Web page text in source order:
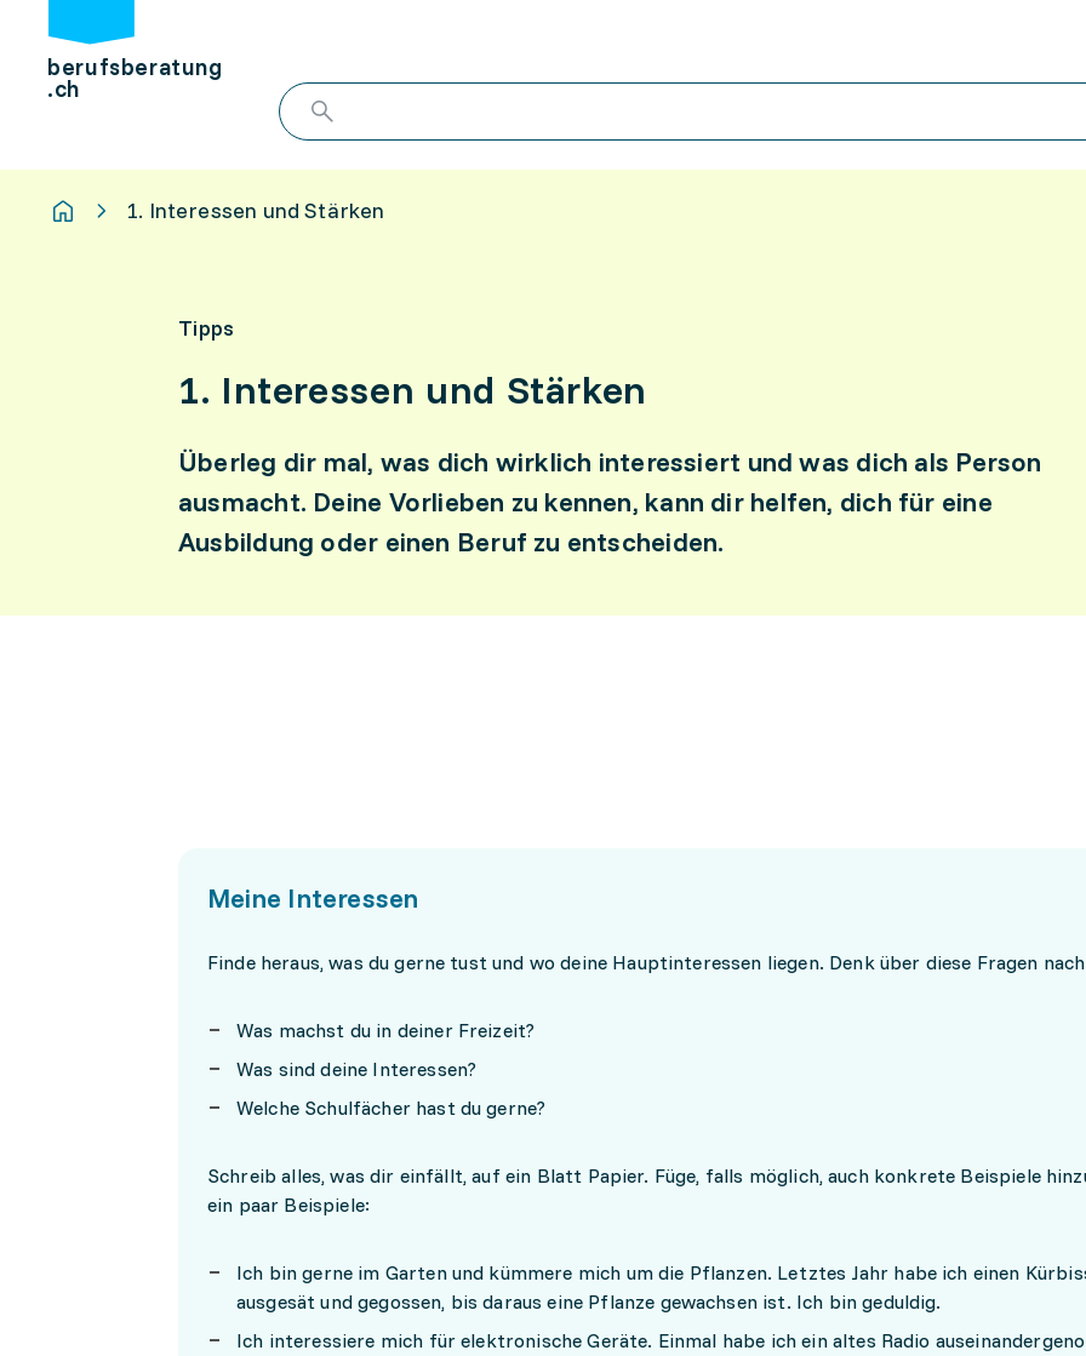
berufsberatung
.ch
1. Interessen und Stärken
Tipps
1. Interessen und Stärken
Überleg dir mal, was dich wirklich interessiert und was dich als Person
ausmacht. Deine Vorlieben zu kennen, kann dir helfen, dich für eine
Ausbildung oder einen Beruf zu entscheiden.
Meine Interessen
Finde heraus, was du gerne tust und wo deine Hauptinteressen liegen. Denk über diese Fragen
Was machst du in deiner Freizeit?
Was sind deine Interessen?
Welche Schulfächer hast du gerne?
Schreib alles, was dir einfällt, auf ein Blatt Papier. Füge, falls möglich, auch konkrete Beispiele
ein paar Beispiele:
Ich bin gerne im Garten und kümmere mich um die Pflanzen. Letztes Jahr habe ich einen
ausgesät und gegossen, bis daraus eine Pflanze gewachsen ist. Ich bin geduldig.
Ich interessiere mich für elektronische Geräte. Einmal habe ich ein altes Radio